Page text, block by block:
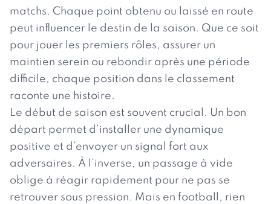
matchs. Chaque point obtenu ou laissé en route
peut influencer le destin de la saison. Que ce soit
pour jouer les premiers rôles, assurer un
maintien serein ou rebondir après une période
difficile, chaque position dans le classement
raconte une histoire.
Le début de saison est souvent crucial. Un bon
départ permet d’installer une dynamique
positive et d’envoyer un signal fort aux
adversaires. À l’inverse, un passage à vide
oblige à réagir rapidement pour ne pas se
retrouver sous pression. Mais en football, rien